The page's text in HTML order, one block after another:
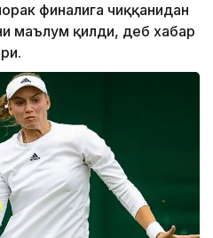
финалига чиққанидан
маълум қилди, деб хабар